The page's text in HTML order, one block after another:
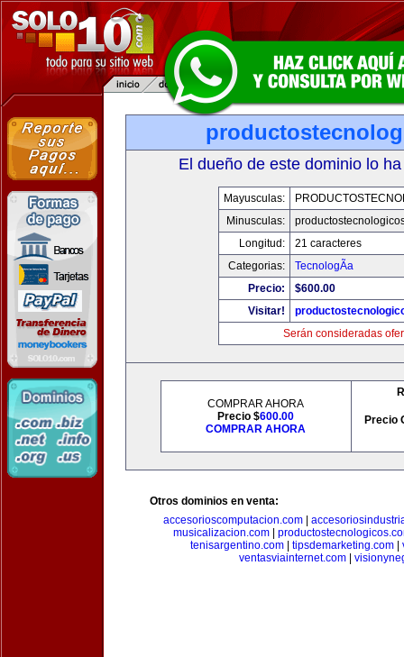
El dueño de este dominio lo
Mayusculas:
Minusculas:
Longitud:
21 caracteres
Categorias:
TecnologÃ­a
Precio:
$600.00
Visitar!
Serán consideradas
COMPRAR AHORA
Precio $600.00
COMPRAR AHORA
Precio
Otros dominios en venta:
accesorioscomputacion.com
musicalizacion.com|
tenisargentino.com
tipsdemarketing.com
ventasviainternet.com